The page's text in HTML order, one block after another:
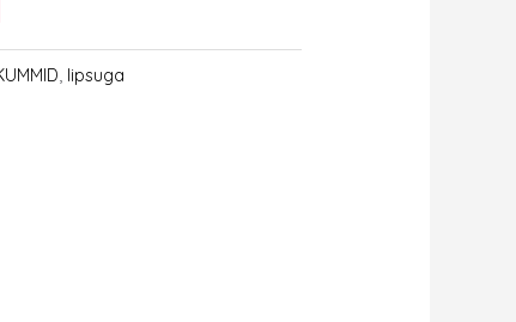
, lipsuga